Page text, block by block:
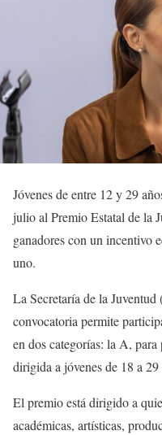
Jóvenes de entre 12 y 29
julio al Premio Estatal de la
ganadores con un incentivo
uno.
La Secretaría de la
convocatoria permite
en dos categorías: la A,
dirigida a jóvenes de 18 a 29
El premio está dirigido a
académicas, artísticas,